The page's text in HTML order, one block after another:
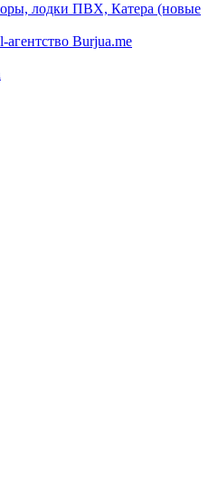
лодки ПВХ, Катера (новые
агентство Burjua.me